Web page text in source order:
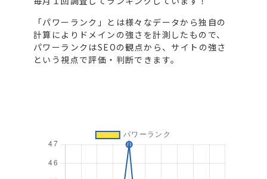
「パワーランク」とは様々なデータから独自の
計算によりドメインの強さを計測したもので、
パワーランクはSEOの観点から、サイトの強さ
という視点で評価・判断できます。